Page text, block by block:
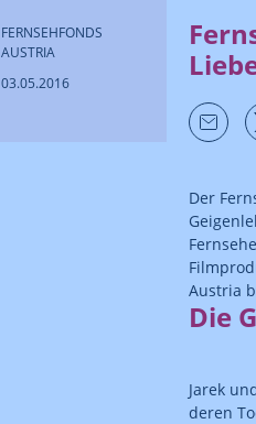
FERNSEHFONDS
AUSTRIA
03.05.2016
Der
Austria
Die
Jarek
deren